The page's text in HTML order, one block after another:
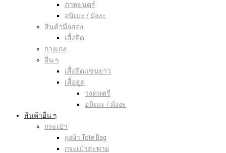
ภาพยนตร์
อนิเมะ / มังงะ
สินค้ามือสอง
เสื้อยืด
กางเกง
อื่น ๆ
เสื้อยืดแขนยาว
เสื้อฮูด
วงดนตรี
อนิเมะ / มังงะ
สินค้าอื่น ๆ
กระเป๋า
ถุงผ้า Tote Bag
กระเป๋าสะพาย